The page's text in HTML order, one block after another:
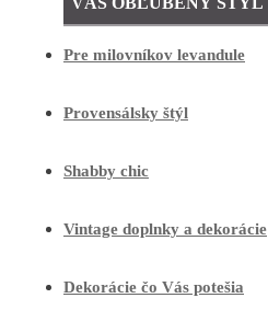
Pre milovníkov levandule
Provensálsky štýl
Shabby chic
Vintage doplnky a dekorácie
Dekorácie čo Vás potešia